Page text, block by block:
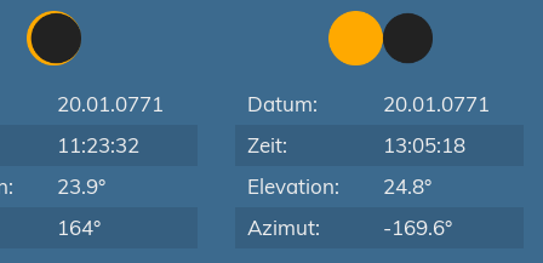
20.01.0771
11:23:32
23.9°
164°
Datum:
20.01.0771
Zeit:
13:05:18
Elevation:
24.8°
Azimut:
-169.6°